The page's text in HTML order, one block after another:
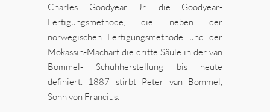
Charles Goodyear Jr. die Goodyear-
Fertigungsmethode, die neben der
norwegischen Fertigungsmethode und der
Mokassin-Machart die dritte Säule in der van
Bommel- Schuhherstellung bis heute
definiert. 1887 stirbt Peter van Bommel,
Sohn von Francius.